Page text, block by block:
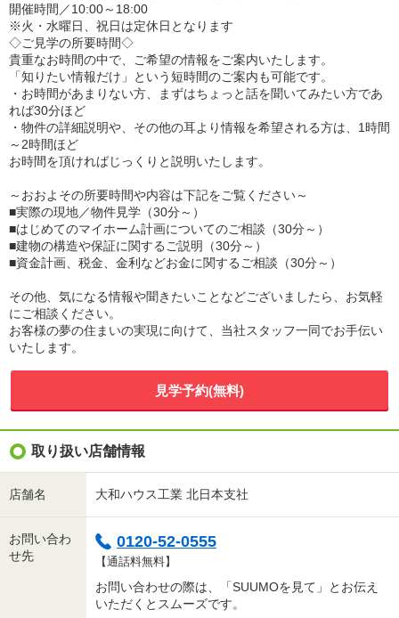
開催時間／10:00～18:00
※火・水曜日、祝日は定休日となります
◇ご見学の所要時間◇
貴重なお時間の中で、ご希望の情報をご案内いたします。
「知りたい情報だけ」という短時間のご案内も可能です。
・お時間があまりない方、まずはちょっと話を聞いてみたい方であ
れば30分ほど
・物件の詳細説明や、その他の耳より情報を希望される方は、1時間
～2時間ほど
お時間を頂ければじっくりと説明いたします。
～おおよその所要時間や内容は下記をご覧ください～
■実際の現地／物件見学（30分～）
■はじめてのマイホーム計画についてのご相談（30分～）
■建物の構造や保証に関するご説明（30分～）
■資金計画、税金、金利などお金に関するご相談（30分～）
その他、気になる情報や聞きたいことなどございましたら、お気軽
にご相談ください。
お客様の夢の住まいの実現に向けて、当社スタッフ一同でお手伝い
いたします。
見学予約(無料)
取り扱い店舗情報
店舗名 大和ハウス工業 北日本支社
お問い合わ
せ先
0120-52-0555
【通話料無料】
お問い合わせの際は、「SUUMOを見て」とお伝え
いただくとスムーズです。